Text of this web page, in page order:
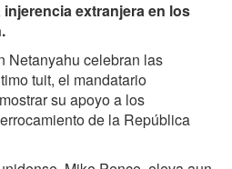
extranjera en los
Netanyahu celebran las
tuit, el mandatario
su apoyo a los
de la República